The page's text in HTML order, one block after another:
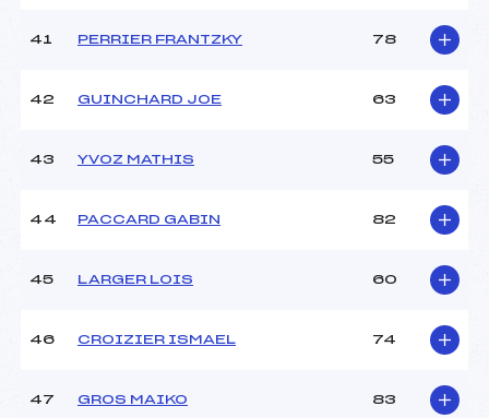
41 PERRIER FRANTZKY 78
42 GUINCHARD JOE 63
43 YVOZ MATHIS 55
44 PACCARD GABIN 82
45 LARGER LOIS 60
46 CROIZIER ISMAEL 74
47 GROS MAIKO 83